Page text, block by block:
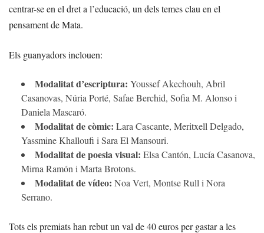
centrar-se en el dret a l’educació, un dels temes clau en el
pensament de Mata.
Els guanyadors inclouen:
Modalitat d’escriptura: Youssef Akechouh, Abril
Casanovas, Núria Porté, Safae Berchid, Sofia M. Alonso i
Daniela Mascaró.
Modalitat de còmic: Lara Cascante, Meritxell Delgado,
Yassmine Khalloufi i Sara El Mansouri.
Modalitat de poesia visual: Elsa Cantón, Lucía Casanova,
Mirna Ramón i Marta Brotons.
Modalitat de vídeo: Noa Vert, Montse Rull i Nora
Serrano.
Tots els premiats han rebut un val de 40 euros per gastar a les